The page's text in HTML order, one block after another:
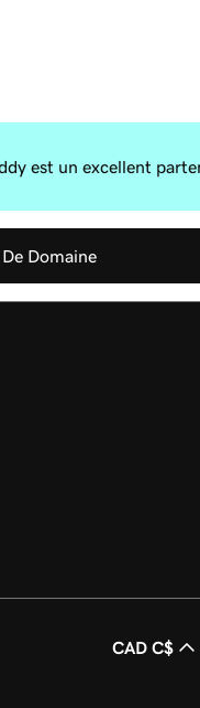
est un excellent
Domaine
CAD C$